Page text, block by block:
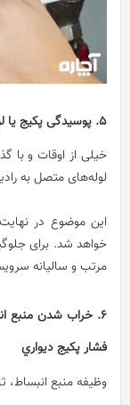
5. پوسیدگی پکیج یا لوله‌ها، علت بالا رفتن فشار پکیج
خیلی از اوقات و با
لوله‌های متصل به
این موضوع در
خواهد شد. برای
مرتب و سالیانه
6. خراب شدن منبع
فشار پکيج ديواري
وظیفه منبع